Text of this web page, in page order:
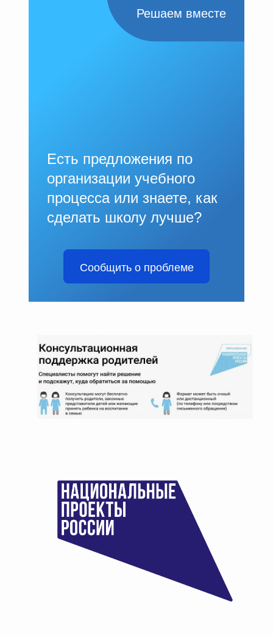
Решаем вместе
Есть предложения по
организации учебного
процесса или знаете, как
сделать школу лучше?
Сообщить о проблеме